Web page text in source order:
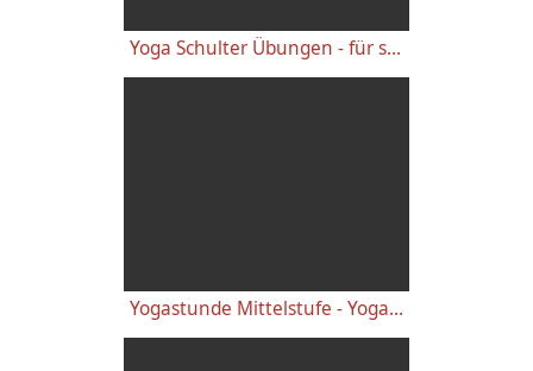
Yoga Schulter Übungen - für starke gesunde Schultern, gegen Schulterschmerzen
Yogastunde Mittelstufe - Yoga Vidya Grundreihe